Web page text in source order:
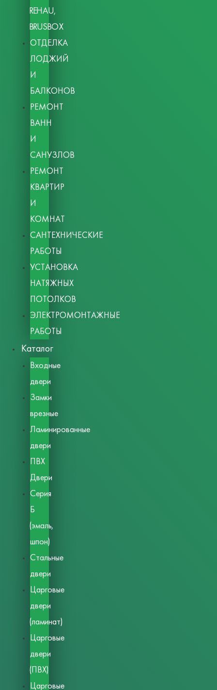
REHAU,
BRUSBOX
ОТДЕЛКА
ЛОДЖИЙ
И
БАЛКОНОВ
РЕМОНТ
ВАНН
И
САНУЗЛОВ
РЕМОНТ
КВАРТИР
И
КОМНАТ
САНТЕХНИЧЕСКИЕ
РАБОТЫ
УСТАНОВКА
НАТЯЖНЫХ
ПОТОЛКОВ
ЭЛЕКТРОМОНТАЖНЫЕ
РАБОТЫ
Каталог
Входные
двери
Замки
врезные
Ламинированные
двери
ПВХ
Двери
Серия
Б
(эмаль,
шпон)
Стальные
двери
Царговые
двери
(ламинат)
Царговые
двери
(ПВХ)
Царговые